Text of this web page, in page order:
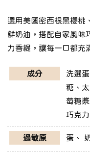
選用美國密西根黑櫻桃
鮮奶油，搭配自家風味
力香緹，讓每一口都充
成分 洗選蛋
糖、
萄糖
巧克
過敏原 蛋、